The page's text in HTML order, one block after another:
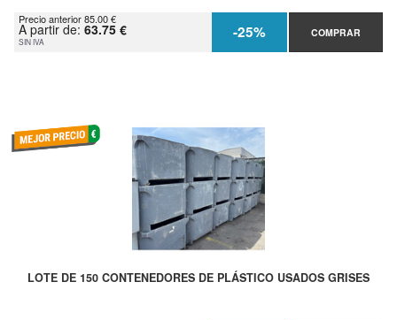
Precio anterior 85.00 €
A partir de: 63.75 €
SIN IVA -25% COMPRAR
LOTE DE 150 CONTENEDORES DE PLÁSTICO USADOS GRISES